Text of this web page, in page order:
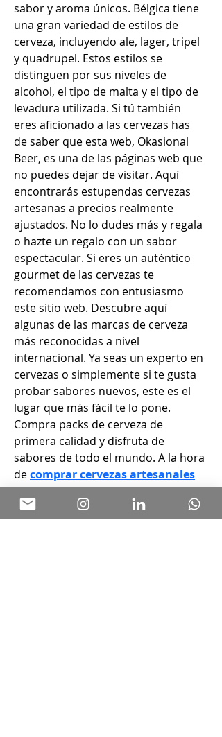
sabor y aroma únicos. Bélgica tiene
una gran variedad de estilos de
cerveza, incluyendo ale, lager, tripel
y quadrupel. Estos estilos se
distinguen por sus niveles de
alcohol, el tipo de malta y el tipo de
levadura utilizada. Si tú también
eres aficionado a las cervezas has
de saber que esta web, Okasional
Beer, es una de las páginas web que
no puedes dejar de visitar. Aquí
encontrarás estupendas cervezas
artesanas a precios realmente
ajustados. No lo dudes más y regala
o hazte un regalo con un sabor
espectacular. Si eres un auténtico
gourmet de las cervezas te
recomendamos con entusiasmo
este sitio web. Descubre aquí
algunas de las marcas de cerveza
más reconocidas a nivel
internacional. Ya seas un experto en
cervezas o simplemente si te gusta
probar sabores nuevos, este es el
lugar que más fácil te lo pone.
Compra packs de cerveza de
primera calidad y disfruta de
sabores de todo el mundo. A la hora
de comprar cervezas artesanales
te recomendamos esta tienda.
Explorar y comprar cerveza
artesanal permite descubrir